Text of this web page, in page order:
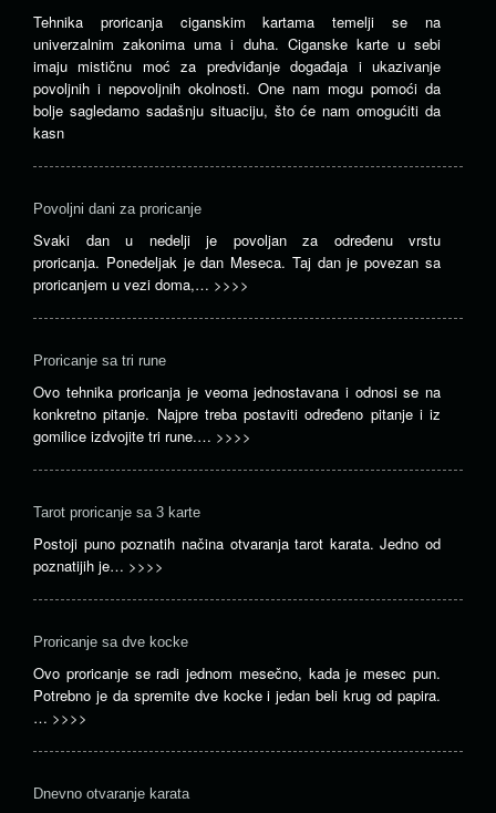
Tehnika proricanja ciganskim kartama temelji se na
univerzalnim zakonima uma i duha. Ciganske karte u sebi
imaju mističnu moć za predviđanje događaja i ukazivanje
povoljnih i nepovoljnih okolnosti. One nam mogu pomoći da
bolje sagledamo sadašnju situaciju, što će nam omogućiti da
kasn
Povoljni dani za proricanje
Svaki dan u nedelji je povoljan za određenu vrstu
proricanja. Ponedeljak je dan Meseca. Taj dan je povezan sa
proricanjem u vezi doma,… >>>>
Proricanje sa tri rune
Ovo tehnika proricanja je veoma jednostavana i odnosi se na
konkretno pitanje. Najpre treba postaviti određeno pitanje i iz
gomilice izdvojite tri rune.… >>>>
Tarot proricanje sa 3 karte
Postoji puno poznatih načina otvaranja tarot karata. Jedno od
poznatijih je… >>>>
Proricanje sa dve kocke
Ovo proricanje se radi jednom mesečno, kada je mesec pun.
Potrebno je da spremite dve kocke i jedan beli krug od papira.
… >>>>
Dnevno otvaranje karata